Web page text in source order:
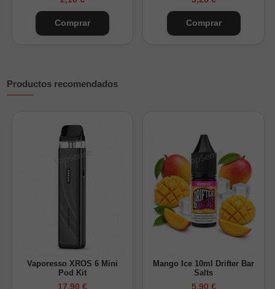
¿Cuánta nicotina tendrá tu Longfill 30ml?
Nicokits 20mg/ml + Base Nicotina final (mg/ml)
Solo base (0mg) 0 mg/ml
6 mg/ml
13 mg/ml
Nicokits 20mg/ml Nicotina final (mg/ml)
Comprar Comprar
Productos recomendados
Vaporesso XROS 6 Mini
Pod Kit
17,90 €
Mango Ice 10ml Drifter Bar
Salts
5,90 €